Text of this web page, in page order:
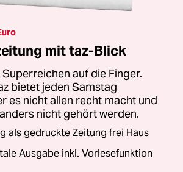
mit taz-Blick
auf die Finger.
bietet jeden Samstag
es nicht allen recht macht und
nicht gehört werden.
als gedruckte Zeitung frei Haus
Ausgabe inkl. Vorlesefunktion